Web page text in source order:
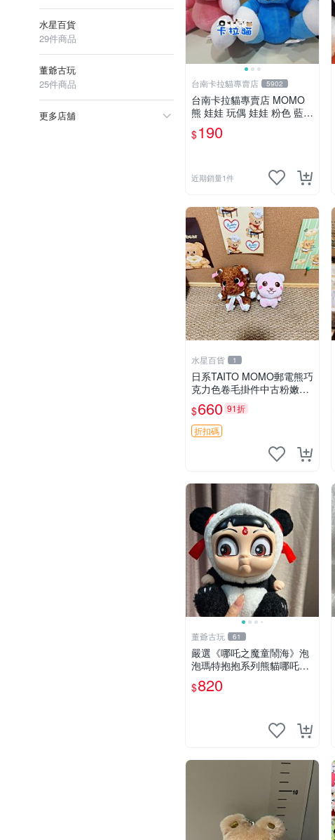
水星百貨
29件商品
董爺古玩
25件商品
更多店舖
台南卡拉貓專賣店 5902
台南卡拉貓專賣店 MOMO
熊 娃娃 玩偶 娃娃 粉色 藍色
2色分售
$190
近期銷量1件
水星百貨 1
日系TAITO MOMO郵電熊巧
克力色卷毛掛件中古粉嫩玩
偶微瑕推薦 postpet momo
郵電熊 中古玩偶
$660 91折
折扣碼
董爺古玩 61
嚴選《哪吒之魔童鬧海》泡
泡瑪特抱抱系列熊貓哪吒搪
膠臉毛絨， STATE：如圖顯
示 哪吒 毛絨公仔 泡泡瑪特
$820